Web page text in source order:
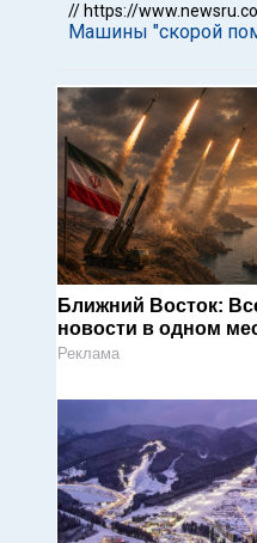
// https://
Машины "скорой
Ближний Восток:
новости в одном
Реклама